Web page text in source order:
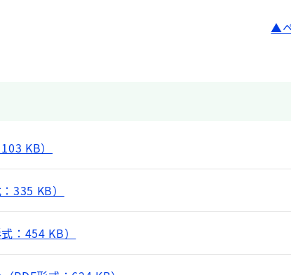
KB）
335 KB）
：454 KB）